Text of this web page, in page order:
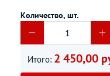
Количество, шт.
Итого: 2 450,00